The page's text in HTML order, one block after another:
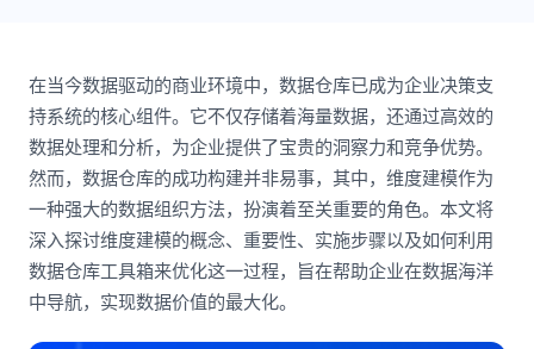
在当今数据驱动的商业环境中，数据仓库已成为企业决策支
持系统的核心组件。它不仅存储着海量数据，还通过高效的
数据处理和分析，为企业提供了宝贵的洞察力和竞争优势。
然而，数据仓库的成功构建并非易事，其中，维度建模作为
一种强大的数据组织方法，扮演着至关重要的角色。本文将
深入探讨维度建模的概念、重要性、实施步骤以及如何利用
数据仓库工具箱来优化这一过程，旨在帮助企业在数据海洋
中导航，实现数据价值的最大化。